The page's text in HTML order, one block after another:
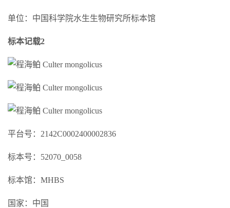
单位：中国科学院水生生物研究所标本馆
标本记载2
平台号：2142C0002400002836
标本号：52070_0058
标本馆：MHBS
国家：中国